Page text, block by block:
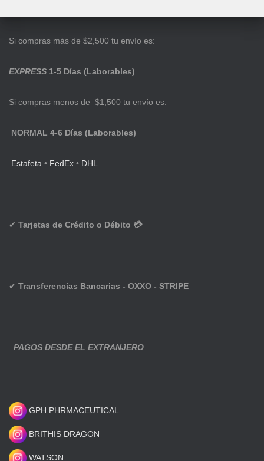
Si compras más de $2,500 tu envío es:
EXPRESS 1-5 Días (Laborables)
Si compras menos de $1,500 tu envío es:
NORMAL 4-6 Días (Laborables)
Estafeta • FedEx • DHL
✔ Tarjetas de Crédito o Débito 💳
✔ Transferencias Bancarias - OXXO - STRIPE
PAGOS DESDE EL EXTRANJERO
GPH PHRMACEUTICAL
BRITHIS DRAGON
WATSON